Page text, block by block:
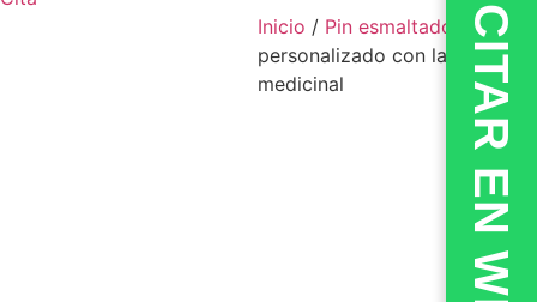
Inicio / Pin esmaltado
/ Broche
personalizado con la rueda
medicinal